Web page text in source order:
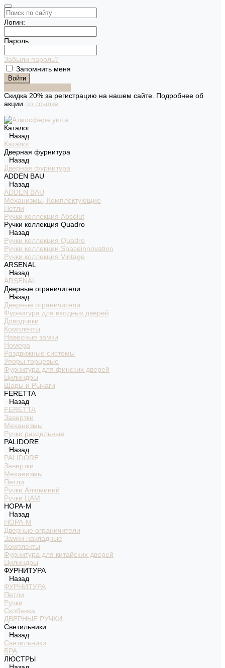
Логин:
Пароль:
Забыли пароль?
Запомнить меня
Скидка 20% за регистрацию на нашем сайте. Подробнее об
акции по ссылке
Каталог
Назад
Каталог
Дверная фурнитура
Назад
Дверная фурнитура
ADDEN BAU
Назад
ADDEN BAU
Механизмы, Комплектующие
Петли
Ручки коллекция Absolut
Ручки коллекция Quadro
Назад
Ручки коллекция Quadro
Ручки коллекции Spaceinnovation
Ручки коллекция Vintage
ARSENAL
Назад
ARSENAL
Дверные ограничители
Назад
Дверные ограничители
Фурнитура для входных дверей
Доводчики
Комплекты
Навесные замки
Номера
Раздвижные системы
Упоры торцевые
Фурнитура для финских дверей
Цилиндры
Шары и Рычаги
FERETTA
Назад
FERETTA
Завертки
Механизмы
Ручки раздельные
PALIDORE
Назад
PALIDORE
Завертки
Механизмы
Петли
Ручки Алюминий
Ручки ЦАМ
НОРА-М
Назад
НОРА-М
Дверные ограничители
Замки накладные
Комплекты
Фурнитура для китайских дверей
Цилиндры
ФУРНИТУРА
Назад
ФУРНИТУРА
Петли
Ручки
Скобянка
ДВЕРНЫЕ РУЧКИ
Светильники
Назад
Светильники
БРА
ЛЮСТРЫ